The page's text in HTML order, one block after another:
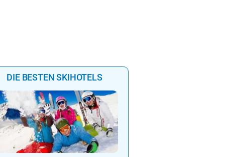
DIE BESTEN SKIHOTELS